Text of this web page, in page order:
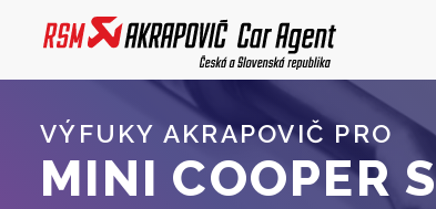
VÝFUKY AKRAPOVIČ PRO
MINI COOPER